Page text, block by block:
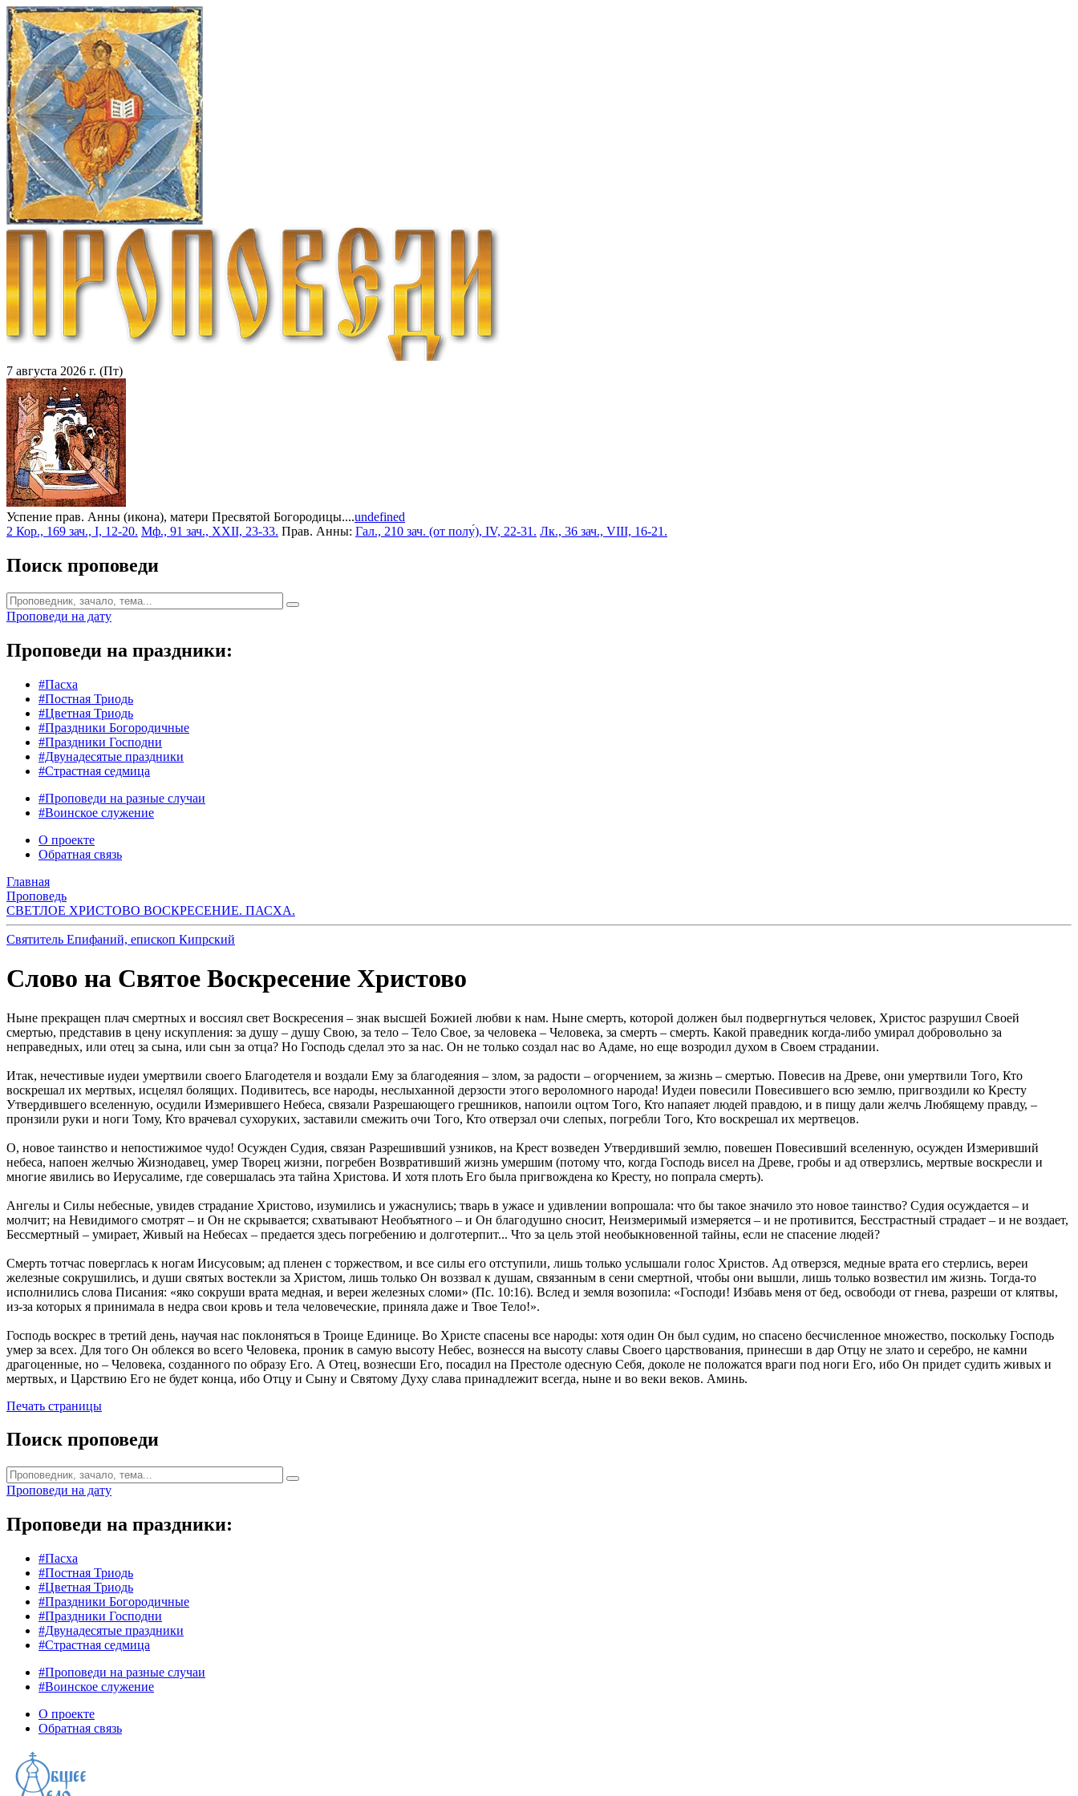
7 августа 2026 г. (Пт)
Успение прав. Анны (икона), матери Пресвятой Богородицы....undefined
2 Кор., 169 зач., I, 12-20. Мф., 91 зач., XXII, 23-33. Прав. Анны: Гал., 210 зач. (от полу́), IV, 22-31. Лк., 36 зач., VIII, 16-21.
Поиск проповеди
Проповеди на дату
Проповеди на праздники:
#Пасха
#Постная Триодь
#Цветная Триодь
#Праздники Богородичные
#Праздники Господни
#Двунадесятые праздники
#Страстная седмица
#Проповеди на разные случаи
#Воинское служение
О проекте
Обратная связь
Главная
Проповедь
СВЕТЛОЕ ХРИСТОВО ВОСКРЕСЕНИЕ. ПАСХА.
Святитель Епифаний, епископ Кипрский
Слово на Святое Воскресение Христово
Ныне прекращен плач смертных и воссиял свет Воскресения – знак высшей Божией любви к нам. Ныне смерть, которой должен был подвергнуться человек, Христос разрушил Своей
смертью, представив в цену искупления: за душу – душу Свою, за тело – Тело Свое, за человека – Человека, за смерть – смерть. Какой праведник когда-либо умирал добровольно за
неправедных, или отец за сына, или сын за отца? Но Господь сделал это за нас. Он не только создал нас во Адаме, но еще возродил духом в Своем страдании.
Итак, нечестивые иудеи умертвили своего Благодетеля и воздали Ему за благодеяния – злом, за радости – огорчением, за жизнь – смертью. Повесив на Древе, они умертвили Того, Кто
воскрешал их мертвых, исцелял болящих. Подивитесь, все народы, неслыханной дерзости этого вероломного народа! Иудеи повесили Повесившего всю землю, пригвоздили ко Кресту
Утвердившего вселенную, осудили Измерившего Небеса, связали Разрешающего грешников, напоили оцтом Того, Кто напаяет людей правдою, и в пищу дали желчь Любящему правду, –
пронзили руки и ноги Тому, Кто врачевал сухоруких, заставили смежить очи Того, Кто отверзал очи слепых, погребли Того, Кто воскрешал их мертвецов.
О, новое таинство и непостижимое чудо! Осужден Судия, связан Разрешивший узников, на Крест возведен Утвердивший землю, повешен Повесивший вселенную, осужден Измеривший
небеса, напоен желчью Жизнодавец, умер Творец жизни, погребен Возвративший жизнь умершим (потому что, когда Господь висел на Древе, гробы и ад отверзлись, мертвые воскресли и
многие явились во Иерусалиме, где совершалась эта тайна Христова. И хотя плоть Его была пригвождена ко Кресту, но попрала смерть).
Ангелы и Силы небесные, увидев страдание Христово, изумились и ужаснулись; тварь в ужасе и удивлении вопрошала: что бы такое значило это новое таинство? Судия осуждается – и
молчит; на Невидимого смотрят – и Он не скрывается; схватывают Необъятного – и Он благодушно сносит, Неизмеримый измеряется – и не противится, Бесстрастный страдает – и не воздает,
Бессмертный – умирает, Живый на Небесах – предается здесь погребению и долготерпит... Что за цель этой необыкновенной тайны, если не спасение людей?
Смерть тотчас поверглась к ногам Иисусовым; ад пленен с торжеством, и все силы его отступили, лишь только услышали голос Христов. Ад отверзся, медные врата его стерлись, вереи
железные сокрушились, и души святых востекли за Христом, лишь только Он воззвал к душам, связанным в сени смертной, чтобы они вышли, лишь только возвестил им жизнь. Тогда-то
исполнились слова Писания: «яко сокруши врата медная, и вереи железных сломи» (Пс. 10:16). Вслед и земля возопила: «Господи! Избавь меня от бед, освободи от гнева, разреши от клятвы,
из-за которых я принимала в недра свои кровь и тела человеческие, приняла даже и Твое Тело!».
Господь воскрес в третий день, научая нас поклоняться в Троице Единице. Во Христе спасены все народы: хотя один Он был судим, но спасено бесчисленное множество, поскольку Господь
умер за всех. Для того Он облекся во всего Человека, проник в самую высоту Небес, вознесся на высоту славы Своего царствования, принесши в дар Отцу не злато и серебро, не камни
драгоценные, но – Человека, созданного по образу Его. А Отец, вознесши Его, посадил на Престоле одесную Себя, доколе не положатся враги под ноги Его, ибо Он придет судить живых и
мертвых, и Царствию Его не будет конца, ибо Отцу и Сыну и Святому Духу слава принадлежит всегда, ныне и во веки веков. Аминь.
Печать страницы
Поиск проповеди
Проповеди на дату
Проповеди на праздники:
#Пасха
#Постная Триодь
#Цветная Триодь
#Праздники Богородичные
#Праздники Господни
#Двунадесятые праздники
#Страстная седмица
#Проповеди на разные случаи
#Воинское служение
О проекте
Обратная связь